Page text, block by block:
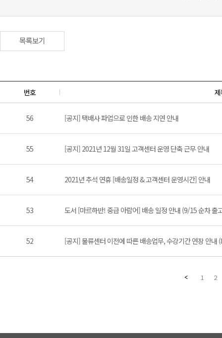
목록보기
번호
56 [공지] 택배사 파업으로 인한 배송 지연 안내
55 [공지] 2021년 12월 31일 고객센터 운영 단축 근무 안내
54 2021년 추석 연휴 [배송일정 & 고객센터 운영시간] 안내
53 도서 [마르하반! 중급 아랍어] 배송 일정 안내 (9/15 순차 출
52 [공지] 물류센터 이전에 따른 배송업무, 수강기간 연장 안내
1 2